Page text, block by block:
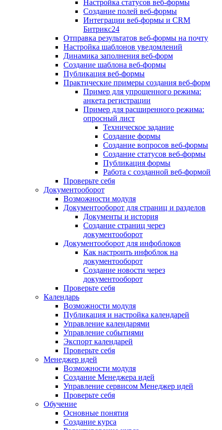
Настройка статусов веб-формы
Создание полей веб-формы
Интеграции веб-формы и CRM
Битрикс24
Отправка результатов веб-формы на почту
Настройка шаблонов уведомлений
Динамика заполнения веб-форм
Создание шаблона веб-формы
Публикация веб-формы
Практические примеры создания веб-форм
Пример для упрощенного режима:
анкета регистрации
Пример для расширенного режима:
опросный лист
Техническое задание
Создание формы
Создание вопросов веб-формы
Создание статусов веб-формы
Публикация формы
Работа с созданной веб-формой
Проверьте себя
Документооборот
Возможности модуля
Документооборот для страниц и разделов
Документы и история
Создание страниц через
документооборот
Документооборот для инфоблоков
Как настроить инфоблок на
документооборот
Создание новости через
документооборот
Проверьте себя
Календарь
Возможности модуля
Публикация и настройка календарей
Управление календарями
Управление событиями
Экспорт календарей
Проверьте себя
Менеджер идей
Возможности модуля
Создание Менеджера идей
Управление сервисом Менеджер идей
Проверьте себя
Обучение
Основные понятия
Создание курса